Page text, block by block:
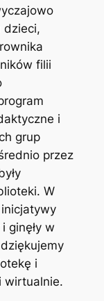
dzieci,
filii
i
grup
przez
W
ginęły w
i
wirtualnie.